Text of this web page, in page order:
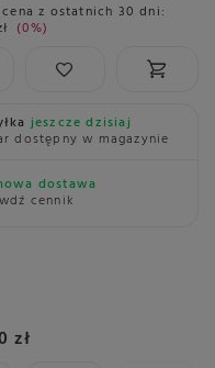
z ostatnich 30 dni:
0%
jeszcze dzisiaj
dostępny w magazynie
dostawa
cennik
zł